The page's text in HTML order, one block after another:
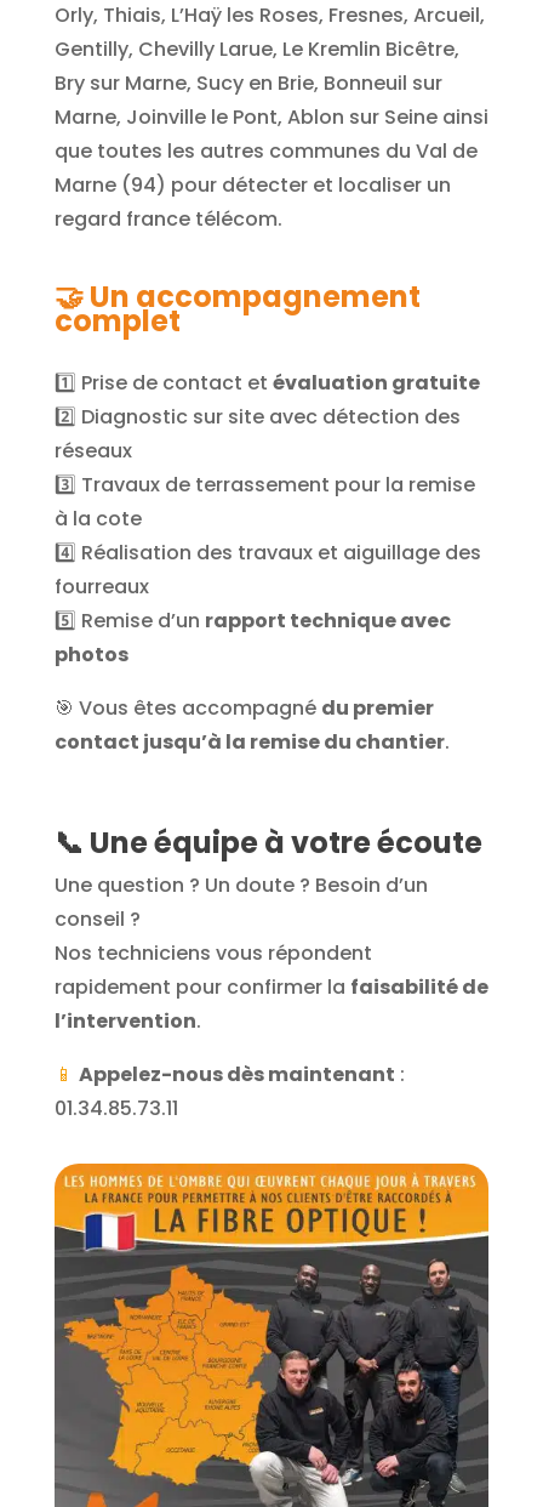
Orly, Thiais, L’Haÿ les Roses, Fresnes, Arcueil,
Gentilly, Chevilly Larue, Le Kremlin Bicêtre,
Bry sur Marne, Sucy en Brie, Bonneuil sur
Marne, Joinville le Pont, Ablon sur Seine ainsi
que toutes les autres communes du Val de
Marne (94) pour détecter et localiser un
regard france télécom.
🤝Un accompagnement
complet
1️⃣ Prise de contact et évaluation gratuite
2️⃣ Diagnostic sur site avec détection des
réseaux
3️⃣ Travaux de terrassement pour la remise
à la cote
4️⃣ Réalisation des travaux et aiguillage des
fourreaux
5️⃣ Remise d’un rapport technique avec
photos
🎯 Vous êtes accompagné du premier
contact jusqu’à la remise du chantier.
📞 Une équipe à votre écoute
Une question ? Un doute ? Besoin d’un
conseil ?
Nos techniciens vous répondent
rapidement pour confirmer la faisabilité de
l’intervention.
📱 Appelez-nous dès maintenant :
01.34.85.73.11